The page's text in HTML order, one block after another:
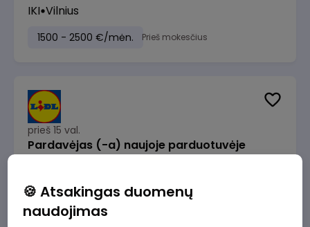
IKI Vilnius
1500 - 2500 €/mėn. Prieš mokesčius
prieš 15 val.
Pardavėjas (-a) naujoje parduotuvėje
1715 - 2170 €/mėn.
🍪 Atsakingas duomenų
naudojimas